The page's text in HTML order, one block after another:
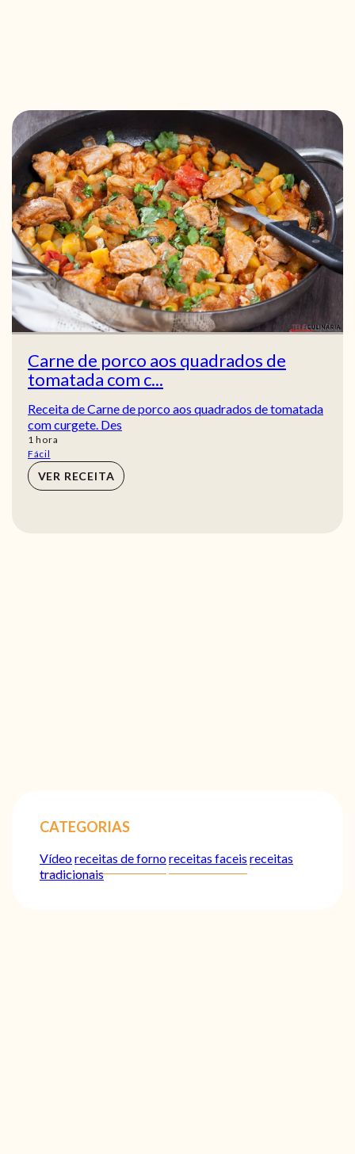
Carne de porco aos quadrados de
tomatada com c...
Receita de Carne de porco aos quadrados de tomatada
com curgete. Des
1 hora
hora
Fácil
VER RECEITA
CATEGORIAS
Vídeoreceitas de fornoreceitas faceis receitas
tradicionais